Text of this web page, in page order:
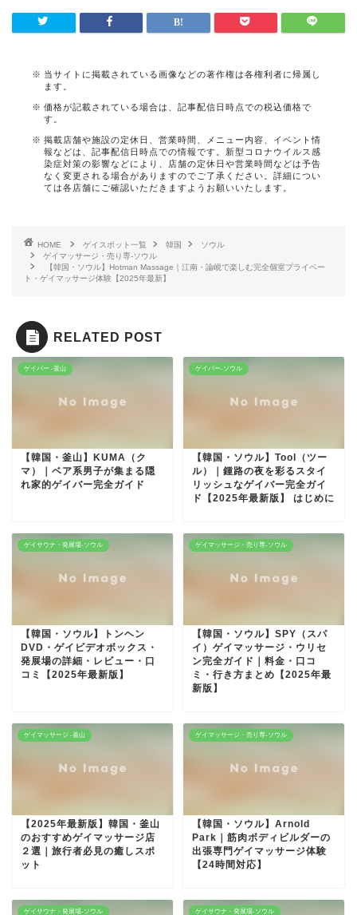
当サイトに掲載されている画像などの著作権は各権利者に帰属し
ます。
価格が記載されている場合は、記事配信日時点での税込価格で
す。
掲載店舗や施設の定休日、営業時間、メニュー内容、イベント情
報などは、記事配信日時点での情報です。新型コロナウイルス感
染症対策の影響などにより、店舗の定休日や営業時間などは予告
なく変更される場合がありますのでご了承ください。詳細につい
ては各店舗にご確認いただきますようお願いいたします。
HOME ゲイスポット一覧 韓国
ソウル
ゲイマッサージ・売り専-ソウル
【韓国・ソウル】Hotman Massage｜江南・論峴で楽しむ完全個室プライベー
ト・ゲイマッサージ体験【2025年最新】
RELATED POST
ゲイバー -釜山
【韓国・釜山】KUMA（ク
マ）｜ベア系男子が集まる隠
れ家的ゲイバー完全ガイド
ゲイバー-ソウル
【韓国・ソウル】Tool（ツー
ル）｜鍾路の夜を彩るスタイ
リッシュなゲイバー完全ガイ
ド【2025年最新版】 はじめに
ゲイサウナ・発展場-ソウル
【韓国・ソウル】トンヘン
DVD・ゲイビデオボックス・
発展場の詳細・レビュー・口
コミ【2025年最新版】
ゲイマッサージ・売り専-ソウル
【韓国・ソウル】SPY（スパ
イ）ゲイマッサージ・ウリセ
ン完全ガイド｜料金・口コ
ミ・行き方まとめ【2025年最
新版】
ゲイマッサージ -釜山
【2025年最新版】韓国・釜山
のおすすめゲイマッサージ店
２選｜旅行者必見の癒しスポ
ット
ゲイマッサージ・売り専-ソウル
【韓国・ソウル】Arnold
Park｜筋肉ボディビルダーの
出張専門ゲイマッサージ体験
【24時間対応】
ゲイサウナ・発展場-ソウル ゲイサウナ・発展場-ソウル